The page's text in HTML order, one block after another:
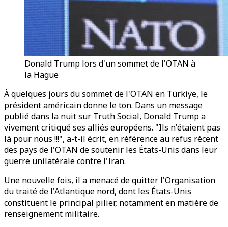
Donald Trump lors d'un sommet de l'OTAN à
la Hague
À quelques jours du sommet de l'OTAN en Türkiye, le
président américain donne le ton. Dans un message
publié dans la nuit sur Truth Social, Donald Trump a
vivement critiqué ses alliés européens. "Ils n'étaient pas
là pour nous !!!", a-t-il écrit, en référence au refus récent
des pays de l'OTAN de soutenir les États-Unis dans leur
guerre unilatérale contre l'Iran.
Une nouvelle fois, il a menacé de quitter l'Organisation
du traité de l'Atlantique nord, dont les États-Unis
constituent le principal pilier, notamment en matière de
renseignement militaire.